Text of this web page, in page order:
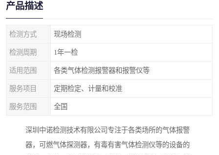
产品描述
检测方式 现场检测
检测周期 1年一检
适用范围 各类气体检测报警器和报警仪等
服务项目 定期检定、计量和校准
服务范围 全国
深圳中诺检测技术有限公司专注于各类场所的气体报警
器，可燃气体探测器，有毒有害气体检测仪等的设备的